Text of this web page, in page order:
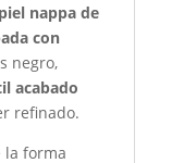
piel nappa de
con
negro,
acabado
refinado.
forma